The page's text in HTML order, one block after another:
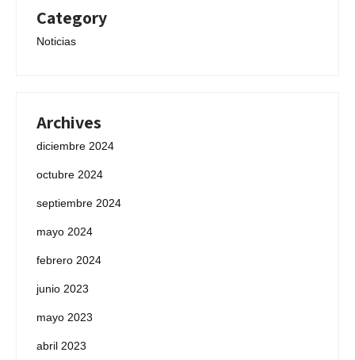
Category
Noticias
Archives
diciembre 2024
octubre 2024
septiembre 2024
mayo 2024
febrero 2024
junio 2023
mayo 2023
abril 2023